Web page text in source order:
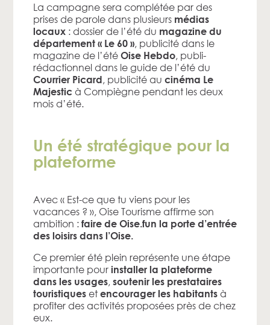
La campagne sera complétée par des
prises de parole dans plusieurs médias
locaux: dossier de l’été du magazine du
département « Le 60 », publicité dans le
magazine de l’été Oise Hebdo, publi-
rédactionnel dans le guide de l’été du
Courrier Picard, publicité au cinéma Le
Majestic à Compiègne pendant les deux
mois d’été.
Un été stratégique pour la
plateforme
Avec « Est-ce que tu viens pour les
vacances ? », Oise Tourisme affirme son
ambition : faire de Oise.fun la porte d’entrée
des loisirs dans l’Oise.
Ce premier été plein représente une étape
importante pour installer la plateforme
dans les usages, soutenir les prestataires
touristiqueset encourager les habitantsà
profiter des activités proposées près de chez
eux.